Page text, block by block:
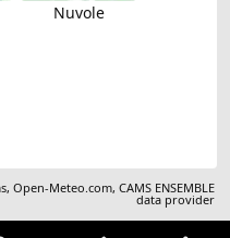
Nuvole
,Open-Meteo.com,CAMS ENSEMBLE
data provider